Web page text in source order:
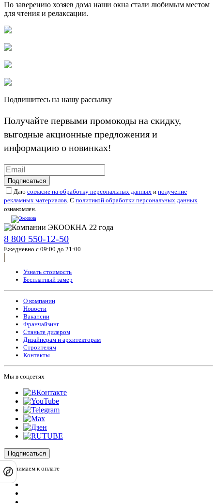
По заверению хозяев дома наши окна стали любимым местом
для чтения и релаксации.
Подпишитесь на нашу рассылку
Получайте первыми промокоды на скидку,
выгодные акционные предложения и
информацию о новинках!
Подписаться
Даю согласие на обработку персональных данных и получение
рекламных материалов. С политикой обработки персональных данных
ознакомлен.
8 800 550-12-50
Ежедневно с 09:00 до 21:00
Узнать стоимость
Бесплатный замер
О компании
Новости
Вакансии
Франчайзинг
Станьте дилером
Дизайнерам и архитекторам
Строителям
Контакты
Мы в соцсетях
Подписаться
Принимаем к оплате